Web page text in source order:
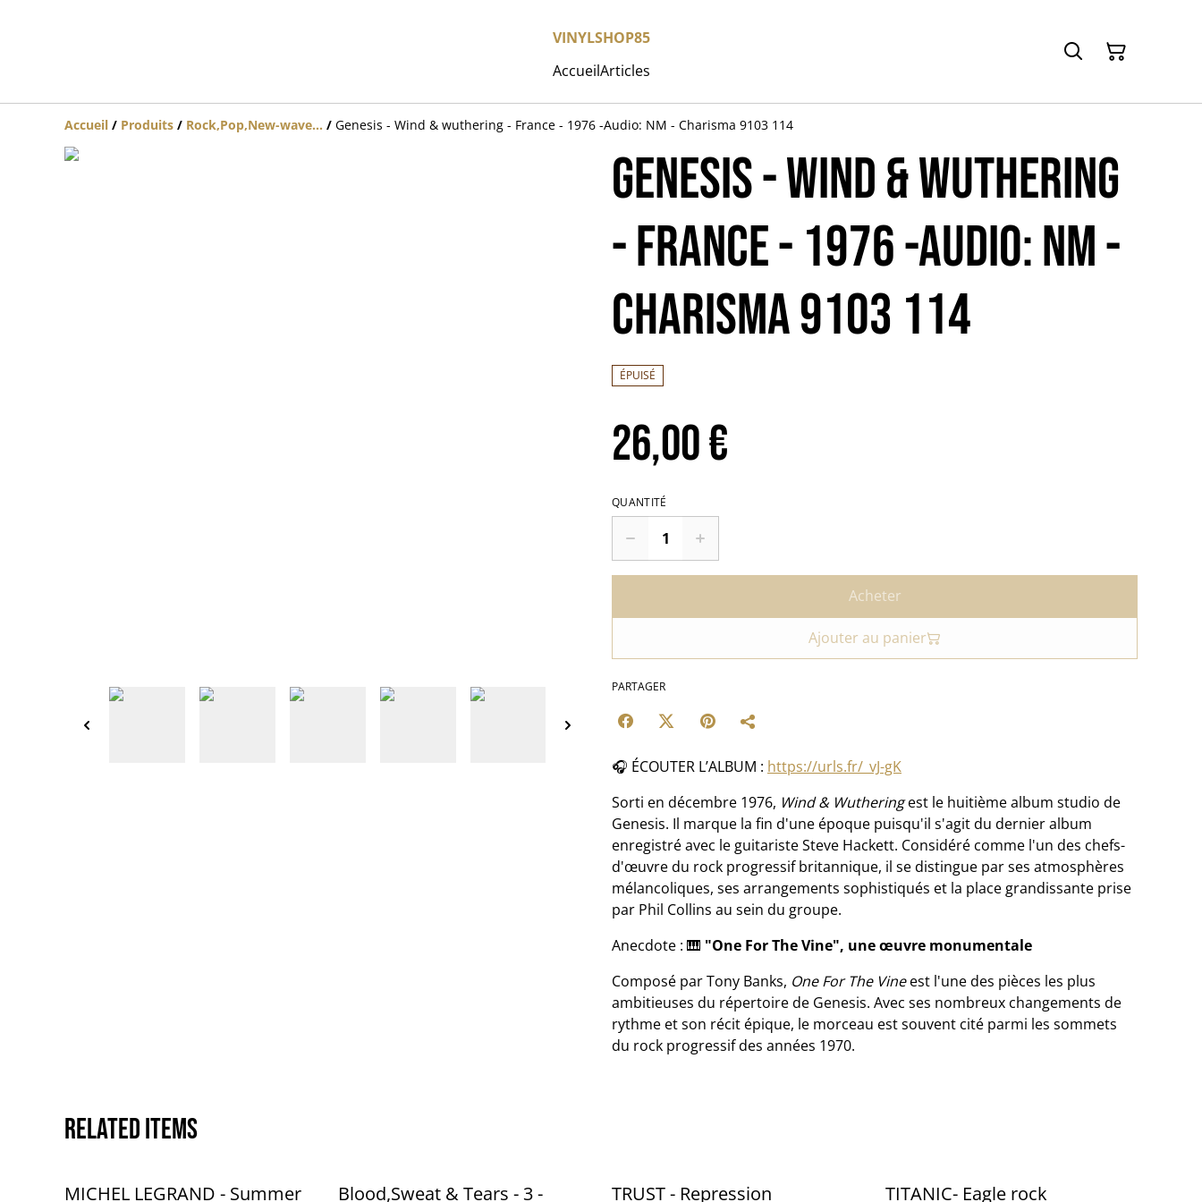
VINYLSHOP85
AccueilArticles
Accueil / Produits / Rock,Pop,New-wave... / Genesis - Wind & wuthering - France - 1976 -Audio: NM - Charisma 9103 114
Genesis - Wind & wuthering
- France - 1976 -Audio: NM -
Charisma 9103 114
ÉPUISÉ
26,00 €
QUANTITÉ
Acheter
Ajouter au panier
PARTAGER
🎧 ÉCOUTER L’ALBUM : https://urls.fr/_vJ-gK
Sorti en décembre 1976, Wind & Wutheringest le huitième album studio de
Genesis. Il marque la fin d'une époque puisqu'il s'agit du dernier album
enregistré avec le guitariste Steve Hackett. Considéré comme l'un des chefs-
d'œuvre du rock progressif britannique, il se distingue par ses atmosphères
mélancoliques, ses arrangements sophistiqués et la place grandissante prise
par Phil Collins au sein du groupe.
Anecdote : 🎹 "One For The Vine", une œuvre monumentale
Composé par Tony Banks, One For The Vineest l'une des pièces les plus
ambitieuses du répertoire de Genesis. Avec ses nombreux changements de
rythme et son récit épique, le morceau est souvent cité parmi les sommets
du rock progressif des années 1970.
Related items
MICHEL LEGRAND - Summer Blood,Sweat & Tears - 3 - TRUST - Repression TITANIC- Eagle rock